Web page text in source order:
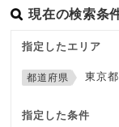
現在の検索条
指定したエリア
東京都
指定した条件